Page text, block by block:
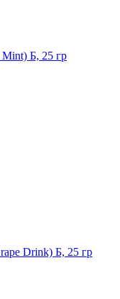
Б, 25 гр
Drink) Б, 25 гр